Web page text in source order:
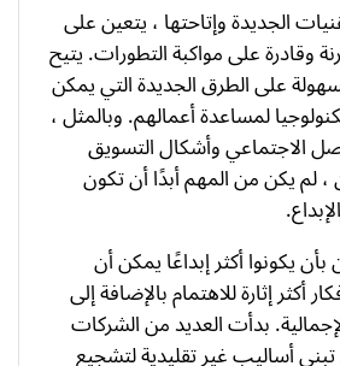
الجديدة وإتاحتها ، يتعين على
وقادرة على مواكبة التطورات. يتيح
على الطرق الجديدة التي يمكن
لمساعدة أعمالهم. وبالمثل ،
الاجتماعي وأشكال التسويق
، لم يكن من المهم أبدًا أن تكون
يكونوا أكثر إبداعًا يمكن أن
أكثر إثارة للاهتمام بالإضافة إلى
بدأت العديد من الشركات
تبني أساليب غير تقليدية لتشجيع